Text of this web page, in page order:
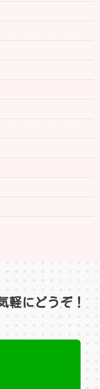
軽にどうぞ！